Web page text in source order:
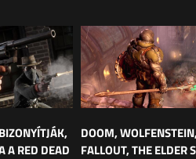
A RED DEAD
DOOM, WOLFENSTEIN,
FALLOUT, THE ELDER